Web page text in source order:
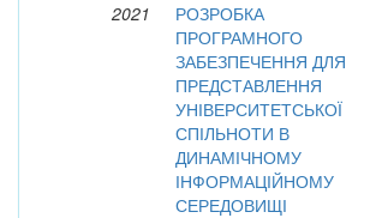
2021
РОЗРОБКА
ПРОГРАМНОГО
ЗАБЕЗПЕЧЕННЯ ДЛЯ
ПРЕДСТАВЛЕННЯ
УНІВЕРСИТЕТСЬКОЇ
СПІЛЬНОТИ В
ДИНАМІЧНОМУ
ІНФОРМАЦІЙНОМУ
СЕРЕДОВИЩІ